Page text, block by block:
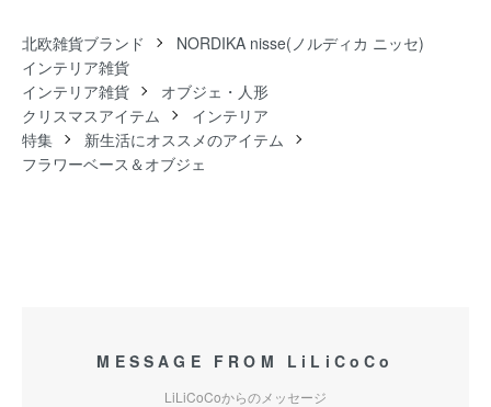
北欧雑貨ブランド
NORDIKA nisse(ノルディカ ニッセ)
インテリア雑貨
インテリア雑貨
オブジェ・人形
クリスマスアイテム
インテリア
特集
新生活にオススメのアイテム
フラワーベース＆オブジェ
MESSAGE FROM LiLiCoCo
LiLiCoCoからのメッセージ